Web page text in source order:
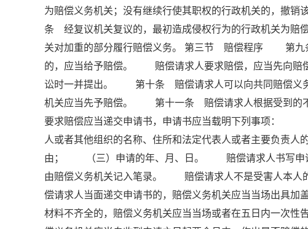
为赔偿义务机关；没有继续行使其职权的行政机关的，撤
条 经复议机关复议的，最初造成侵权行为的行政机关为赔
关对加重的部分履行赔偿义务。 第三节 赔偿程序 第九
的，应当给予赔偿。 赔偿请求人要求赔偿，应当先向赔
讼时一并提出。 第十条 赔偿请求人可以向共同赔偿义务
机关应当先予赔偿。 第十一条 赔偿请求人根据受到
要求赔偿应当递交申请书，申请书应当载明下列事项：
人或者其他组织的名称、住所和法定代表人或者主要负责
由； （三）申请的年、月、日。 赔偿请求人书写申请
由赔偿义务机关记入笔录。 赔偿请求人不是受害人本
偿请求人当面递交申请书的，赔偿义务机关应当当场出具加
材料不齐全的，赔偿义务机关应当当场或者在五日内一